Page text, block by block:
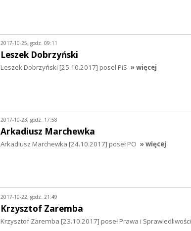
2017-10-25, godz. 09:11
Leszek Dobrzyński
Leszek Dobrzyński [25.10.2017] poseł PiS » więcej
2017-10-23, godz. 17:58
Arkadiusz Marchewka
Arkadiusz Marchewka [24.10.2017] poseł PO » więcej
2017-10-22, godz. 21:49
Krzysztof Zaremba
Krzysztof Zaremba [23.10.2017] poseł Prawa i Sprawiedliwości